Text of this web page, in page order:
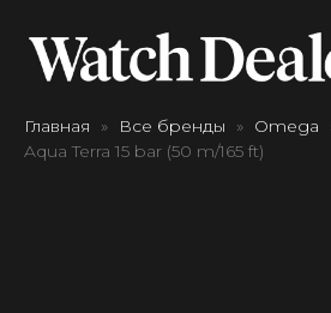
Главная Все бренды Omega
Aqua Terra 15 bar (50 m/165 ft)